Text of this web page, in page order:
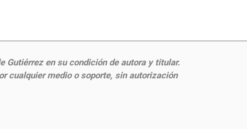
Gutiérrez en su condición de autora y titular.
cualquier medio o soporte, sin autorización